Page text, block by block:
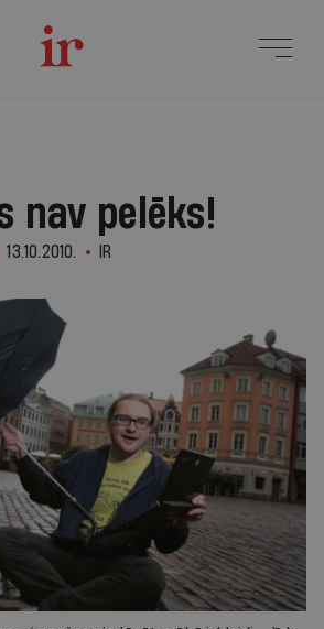
nav pelēks!
13.10.2010. IR